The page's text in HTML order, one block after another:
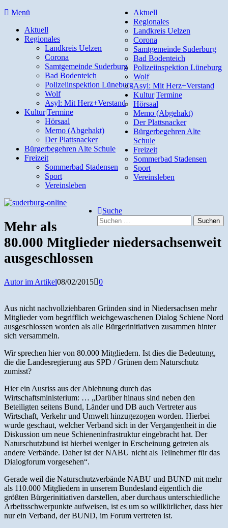
Direkt
Inhalt
Menü
Aktuell
Regionales
Landkreis Uelzen
Corona
Samtgemeinde Suderburg
Bad Bodenteich
Polizeiinspektion Lüneburg
Wolf
Asyl: Mit Herz+Verstand
Kultur|Termine
Hörsaal
Memo (Abgehakt)
Der Plattsnacker
Bürgerbegehren Alte Schule
Freizeit
Sommerbad Stadensen
Sport
Vereinsleben
Suche
Suchen
nach:
Aktuell
Regionales
Landkreis Uelzen
Corona
Samtgemeinde Suderburg
Bad Bodenteich
Polizeiinspektion Lüneburg
Wolf
Asyl: Mit Herz+Verstand
Kultur|Termine
Hörsaal
Memo (Abgehakt)
Der Plattsnacker
Bürgerbegehren Alte
Schule
Freizeit
Sommerbad Stadensen
Sport
Vereinsleben
Mehr als
80.000 Mitglieder niedersachsenweit
ausgeschlossen
Autor im Artikel08/02/2015 0
Aus nicht nachvollziehbaren Gründen sind in Niedersachsen mehr
Mitglieder vom begrifflich weichgewaschenen Dialog Schiene Nord
ausgeschlossen worden als alle Bürgerinitiativen zusammen hinter
sich versammeln.
Wir sprechen hier von 80.000 Mitgliedern. Ist dies die Bedeutung,
die die Landesregierung aus SPD / Grünen dem Naturschutz
zumisst?
Hier ein Ausriss aus der Ablehnung durch das
Wirtschaftsministerium: … „Darüber hinaus sind neben den
Beteiligten seitens Bund, Länder und DB auch Vertreter aus
Wirtschaft, Verkehr und Umwelt hinzugezogen worden. Hierbei
wurde geschaut, welcher Verband sich in der Vergangenheit in die
Diskussion um neue Schieneninfrastruktur eingebracht hat. Der
Naturschutzbund ist hierbei weniger in Erscheinung getreten als
andere Verbände. Daher ist der NABU nicht als Teilnehmer für das
Dialogforum vorgesehen“.
Gerade weil die Naturschutzverbände NABU und BUND mit mehr
als 110.000 Mitgliedern in unserem Bundesland eigentlich die
größten Bürgerinitiativen darstellen, aber durchaus unterschiedliche
Arbeitsschwerpunkte aufweisen, ist es um so willkürlicher, dass hier
nur ein Verband, der BUND, im Forum vertreten ist.